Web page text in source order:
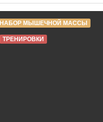
НАБОР МЫШЕЧНОЙ МАССЫ
ТРЕНИРОВКИ